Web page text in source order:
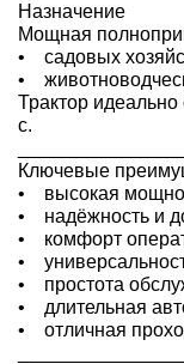
Назначение
Мощная
• садовых
•
Трактор
с.
Ключевые
• высокая
• надёжность и
• комфорт
•
• простота
• длительная
• отличная